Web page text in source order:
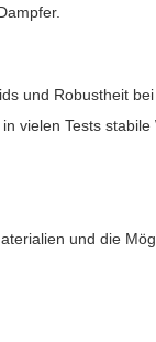
und Robustheit
vielen Tests
und die